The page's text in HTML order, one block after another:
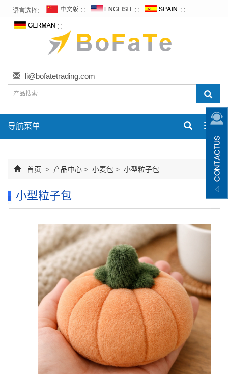
语言选择： ∷ ∷ ∷
∷
li@bofatetrading.com
导航菜单
首页 > 产品中心 > 小麦包 > 小型粒子包
小型粒子包